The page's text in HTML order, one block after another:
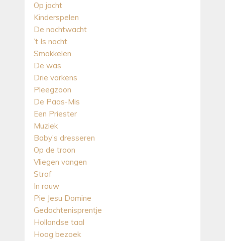
Op jacht
Kinderspelen
De nachtwacht
’t Is nacht
Smokkelen
De was
Drie varkens
Pleegzoon
De Paas-Mis
Een Priester
Muziek
Baby’s dresseren
Op de troon
Vliegen vangen
Straf
In rouw
Pie Jesu Domine
Gedachtenisprentje
Hollandse taal
Hoog bezoek